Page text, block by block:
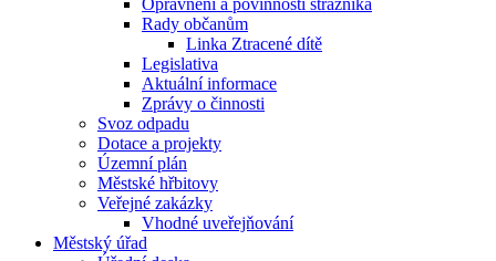
Oprávnění a povinnosti strážníka
Rady občanům
Linka Ztracené dítě
Legislativa
Aktuální informace
Zprávy o činnosti
Svoz odpadu
Dotace a projekty
Územní plán
Městské hřbitovy
Veřejné zakázky
Vhodné uveřejňování
Městský úřad